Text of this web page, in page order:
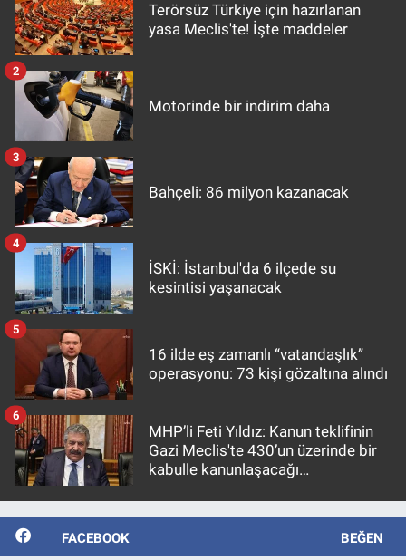
Terörsüz Türkiye için hazırlanan
yasa Meclis'te! İşte maddeler
Motorinde bir indirim daha
2
Bahçeli: 86 milyon kazanacak
3
İSKİ: İstanbul'da 6 ilçede su
kesintisi yaşanacak
4
16 ilde eş zamanlı “vatandaşlık”
operasyonu: 73 kişi gözaltına alındı
5
MHP’li Feti Yıldız: Kanun teklifinin
Gazi Meclis'te 430’un üzerinde bir
kabulle kanunlaşacağı
6
FACEBOOK BEĞEN